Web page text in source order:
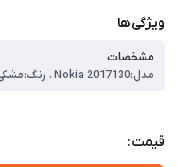
ویژگی‌ها
مشخصات
قیمت: